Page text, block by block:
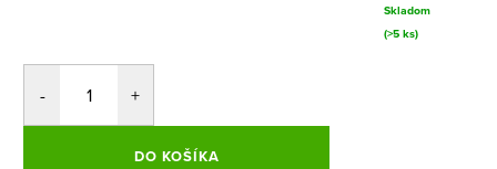
Skladom
(>5 ks)
DO KOŠÍKA